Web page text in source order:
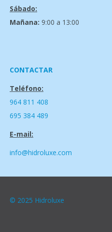
Sábado:
Mañana: 9:00 a 13:00
CONTACTAR
Teléfono:
964 811 408
695 384 489
E-mail:
info@hidroluxe.com
© 2025 Hidroluxe